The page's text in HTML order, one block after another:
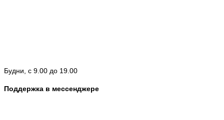
Будни, с 9.00 до 19.00
Поддержка в мессенджере